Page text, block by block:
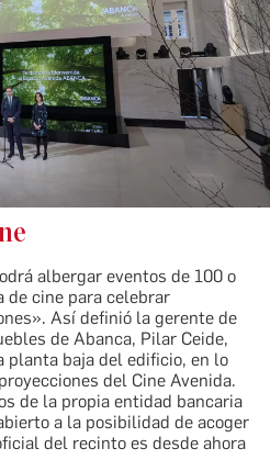
albergar eventos de 100 o
de cine para celebrar
Así definió la gerente de
de Abanca, Pilar Ceide,
planta baja del edificio, en lo
del Cine Avenida.
de la propia entidad bancaria
a la posibilidad de acoger
del recinto es desde ahora